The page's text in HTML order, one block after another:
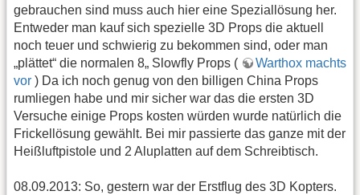
gebrauchen sind muss auch hier eine Speziallösung her.
Entweder man kauf sich spezielle 3D Props die aktuell
noch teuer und schwierig zu bekommen sind, oder man
„plättet“ die normalen 8„ Slowfly Props (
Warthox machts
vor ) Da ich noch genug von den billigen China Props
rumliegen habe und mir sicher war das die ersten 3D
Versuche einige Props kosten würden wurde natürlich die
Frickellösung gewählt. Bei mir passierte das ganze mit der
Heißluftpistole und 2 Aluplatten auf dem Schreibtisch.
08.09.2013: So, gestern war der Erstflug des 3D Kopters.